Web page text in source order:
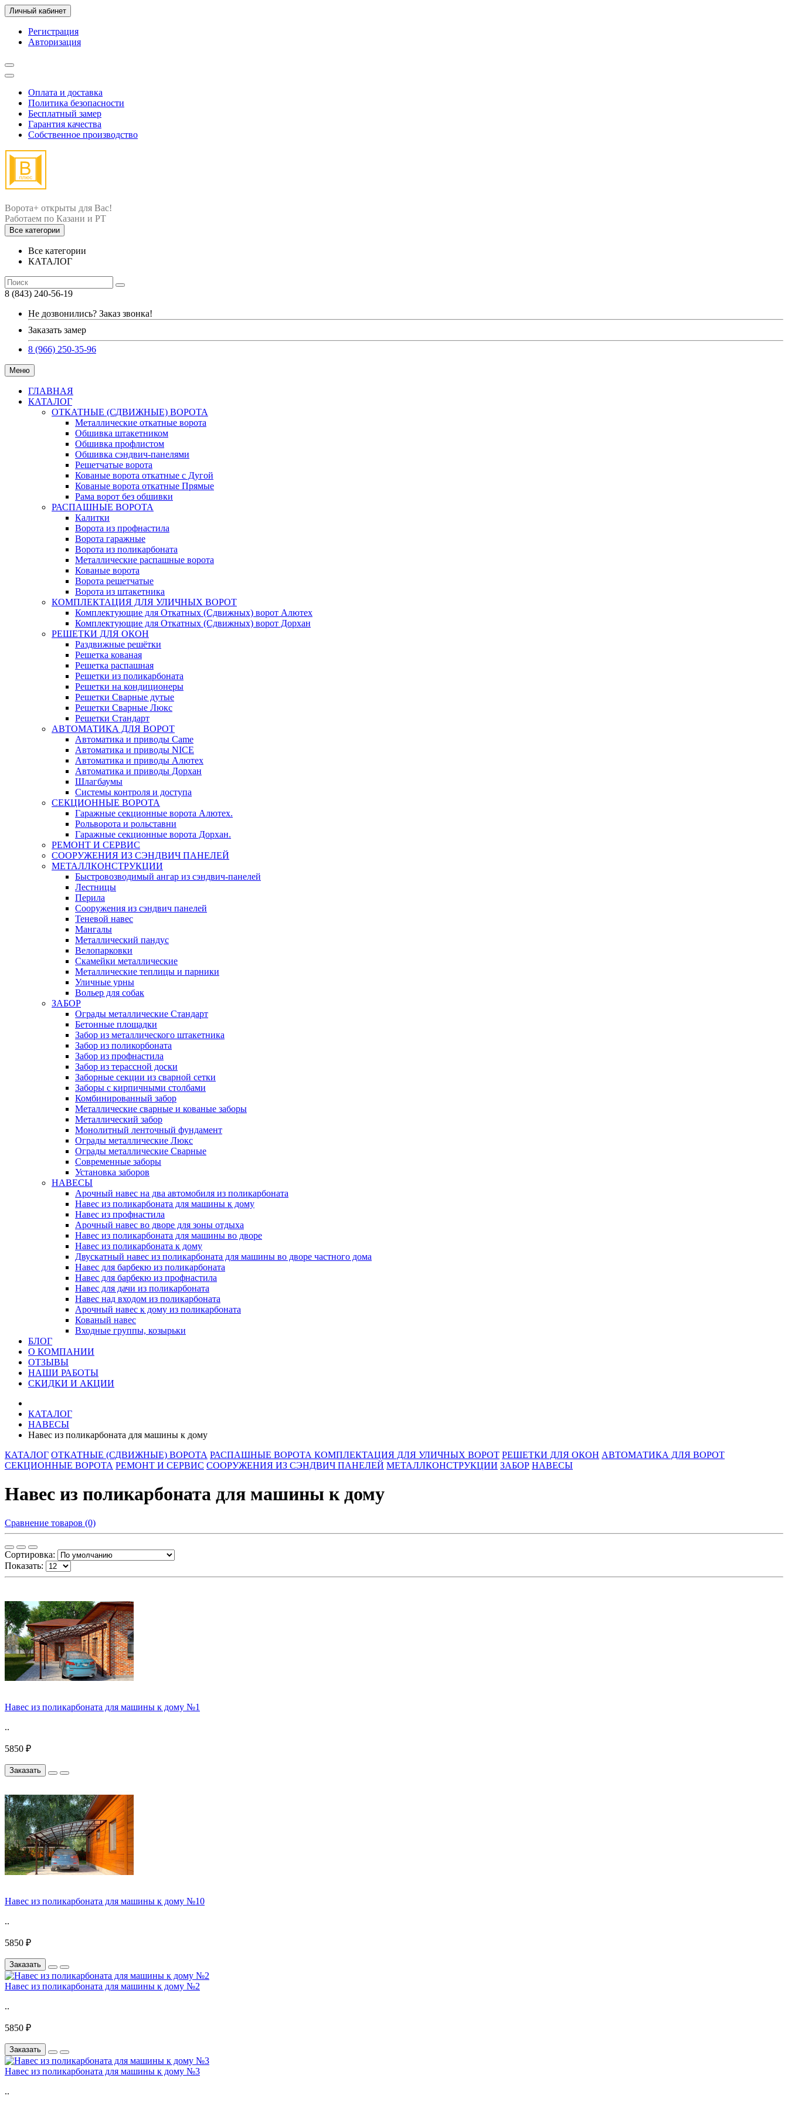
Личный кабинет
Регистрация
Авторизация
Оплата и доставка
Политика безопасности
Бесплатный замер
Гарантия качества
Собственное производство
Ворота+ открыты для Вас!
Все категории
Все категории
КАТАЛОГ
8 (843) 240-56-19
Не дозвонились? Заказ звонка!
Заказать замер
8 (966) 250-35-96
Меню
ГЛАВНАЯ
КАТАЛОГ
ОТКАТНЫЕ (СДВИЖНЫЕ) ВОРОТА
Металлические откатные ворота
Обшивка штакетником
Обшивка профлистом
Обшивка сэндвич-панелями
Решетчатые ворота
Кованые ворота откатные с Дугой
Кованые ворота откатные Прямые
Рама ворот без обшивки
РАСПАШНЫЕ ВОРОТА
Калитки
Ворота из профнастила
Ворота гаражные
Ворота из поликарбоната
Металлические распашные ворота
Кованые ворота
Ворота решетчатые
Ворота из штакетника
КОМПЛЕКТАЦИЯ ДЛЯ УЛИЧНЫХ ВОРОТ
Комплектующие для Откатных (Сдвижных) ворот Алютех
Комплектующие для Откатных (Сдвижных) ворот Дорхан
РЕШЕТКИ ДЛЯ ОКОН
Раздвижные решётки
Решетка кованая
Решетка распашная
Решетки из поликарбоната
Решетки на кондиционеры
Решетки Сварные дутые
Решетки Сварные Люкс
Решетки Стандарт
АВТОМАТИКА ДЛЯ ВОРОТ
Автоматика и приводы Came
Автоматика и приводы NICE
Автоматика и приводы Алютех
Автоматика и приводы Дорхан
Шлагбаумы
Системы контроля и доступа
СЕКЦИОННЫЕ ВОРОТА
Гаражные секционные ворота Алютех.
Рольворота и рольставни
Гаражные секционные ворота Дорхан.
РЕМОНТ И СЕРВИС
СООРУЖЕНИЯ ИЗ СЭНДВИЧ ПАНЕЛЕЙ
МЕТАЛЛКОНСТРУКЦИИ
Быстровозводимый ангар из сэндвич-панелей
Лестницы
Перила
Сооружения из сэндвич панелей
Теневой навес
Мангалы
Металлический пандус
Велопарковки
Скамейки металлические
Металлические теплицы и парники
Уличные урны
Вольер для собак
ЗАБОР
Ограды металлические Стандарт
Бетонные площадки
Забор из металлического штакетника
Забор из поликорбоната
Забор из профнастила
Забор из терассной доски
Заборные секции из сварной сетки
Заборы с кирпичными столбами
Комбинированный забор
Металлические сварные и кованые заборы
Металлический забор
Монолитный ленточный фундамент
Ограды металлические Люкс
Ограды металлические Сварные
Современные заборы
Установка заборов
НАВЕСЫ
Арочный навес на два автомобиля из поликарбоната
Навес из поликарбоната для машины к дому
Навес из профнастила
Арочный навес во дворе для зоны отдыха
Навес из поликарбоната для машины во дворе
Навес из поликарбоната к дому
Двускатный навес из поликарбоната для машины во дворе частного дома
Навес для барбекю из поликарбоната
Навес для барбекю из профнастила
Навес для дачи из поликарбоната
Навес над входом из поликарбоната
Арочный навес к дому из поликарбоната
Кованый навес
Входные группы, козырьки
БЛОГ
О КОМПАНИИ
ОТЗЫВЫ
НАШИ РАБОТЫ
СКИДКИ И АКЦИИ
КАТАЛОГ
НАВЕСЫ
Навес из поликарбоната для машины к дому
КАТАЛОГ ОТКАТНЫЕ (СДВИЖНЫЕ) ВОРОТА РАСПАШНЫЕ ВОРОТА КОМПЛЕКТАЦИЯ ДЛЯ УЛИЧНЫХ ВОРОТ РЕШЕТКИ ДЛЯ ОКОН АВТОМАТИКА ДЛЯ ВОРОТ
СЕКЦИОННЫЕ ВОРОТА РЕМОНТ И СЕРВИС СООРУЖЕНИЯ ИЗ СЭНДВИЧ ПАНЕЛЕЙ МЕТАЛЛКОНСТРУКЦИИ ЗАБОР НАВЕСЫ
Навес из поликарбоната для машины к дому
Сравнение товаров (0)
Сортировка:
Показать:
Навес из поликарбоната для машины к дому №1
..
5850 ₽
Заказать
Навес из поликарбоната для машины к дому №10
..
5850 ₽
Заказать
Навес из поликарбоната для машины к дому №2
..
5850 ₽
Заказать
Навес из поликарбоната для машины к дому №3
..